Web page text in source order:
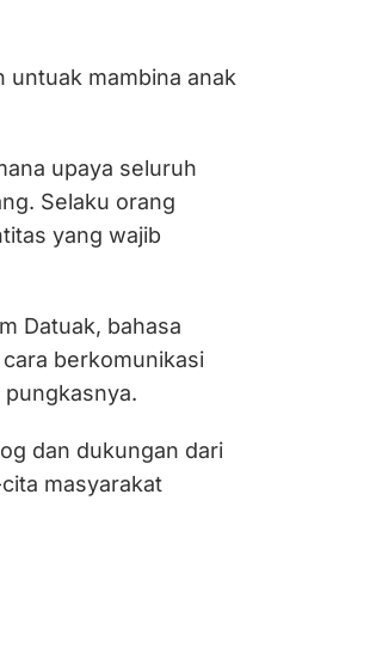
untuak mambina anak
upaya seluruh
Selaku orang
yang wajib
Datuak, bahasa
berkomunikasi
pungkasnya.
dan dukungan dari
masyarakat